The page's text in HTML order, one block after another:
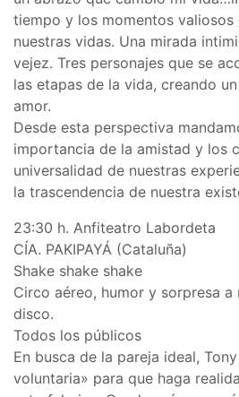
tiempo y los momentos valiosos
nuestras vidas. Una mirada
vejez. Tres personajes que se
las etapas de la vida, creando
amor.
Desde esta perspectiva
importancia de la amistad y los
universalidad de nuestras
la trascendencia de nuestra
23:30 h. Anfiteatro Labordeta
CÍA. PAKIPAYÁ (Cataluña)
Shake shake shake
Circo aéreo, humor y sorpresa a
disco.
Todos los públicos
En busca de la pareja ideal,
voluntaria» para que haga